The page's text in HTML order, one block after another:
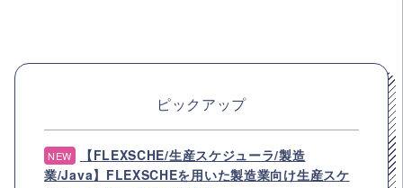
ピックアップ
NEW
【FLEXSCHE/生産スケジューラ/製造
業/Java】FLEXSCHEを用いた製造業向け生産スケ